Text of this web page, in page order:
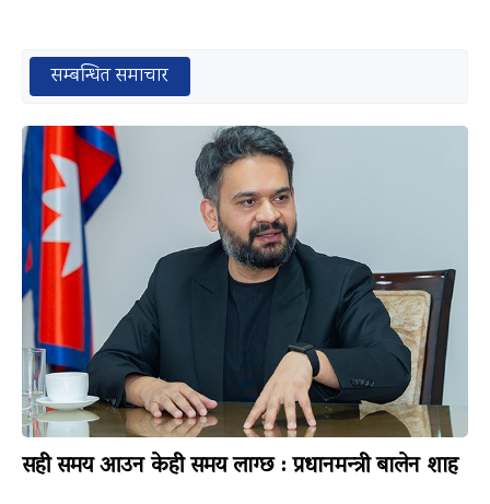
सम्बन्धित समाचार
सही समय आउन केही समय लाग्छ : प्रधानमन्त्री बालेन शाह